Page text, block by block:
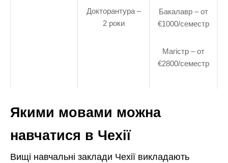
Докторантура –
2 роки
Бакалавр – от
€1000/семестр
Магістр – от
€2800/семестр
Якими мовами можна
навчатися в Чехії
Вищі навчальні заклади Чехії викладають